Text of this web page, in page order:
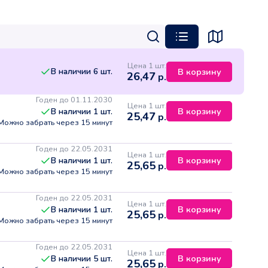
В наличии 6 шт. Цена 1 шт.
26,47 р. В корзину
Годен до 01.11.2030
В наличии 1 шт.
забрать через 15 минут
Цена 1 шт.
25,47 р. В корзину
Годен до 22.05.2031
В наличии 1 шт.
забрать через 15 минут
Цена 1 шт.
25,65 р. В корзину
Годен до 22.05.2031
В наличии 1 шт.
забрать через 15 минут
Цена 1 шт.
25,65 р. В корзину
Годен до 22.05.2031
В наличии 5 шт.
Цена 1 шт.
25,65 р. В корзину